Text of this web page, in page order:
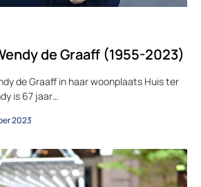
de Graaff (1955-2023)
de Graaff in haar woonplaats Huis ter
is 67 jaar…
2023